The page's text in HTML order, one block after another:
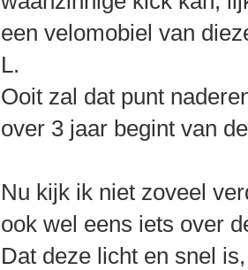
een velomobiel van
L.
Ooit zal dat punt
over 3 jaar begint van
Nu kijk ik niet zoveel
ook wel eens iets over
Dat deze licht en snel